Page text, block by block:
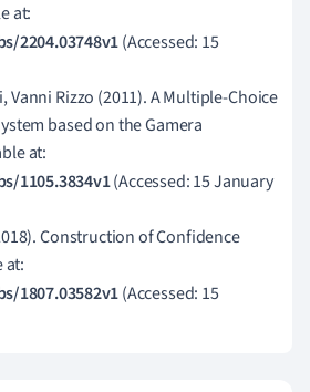
at:
2204.03748v1(Accessed: 15
Vanni Rizzo (2011). A Multiple-Choice
based on the Gamera
at:
1105.3834v1(Accessed: 15 January
Construction of Confidence
at:
1807.03582v1(Accessed: 15